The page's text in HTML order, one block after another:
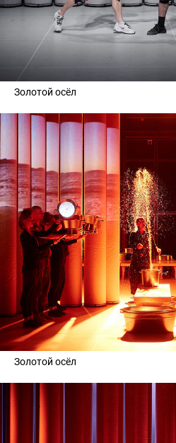
Золотой осёл
Золотой осёл